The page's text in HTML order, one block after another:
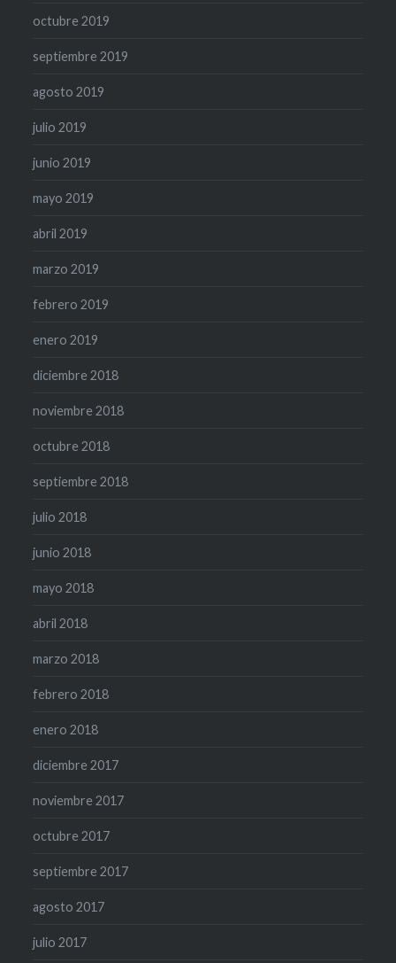
octubre 2019
septiembre 2019
agosto 2019
julio 2019
junio 2019
mayo 2019
abril 2019
marzo 2019
febrero 2019
enero 2019
diciembre 2018
noviembre 2018
octubre 2018
septiembre 2018
julio 2018
junio 2018
mayo 2018
abril 2018
marzo 2018
febrero 2018
enero 2018
diciembre 2017
noviembre 2017
octubre 2017
septiembre 2017
agosto 2017
julio 2017